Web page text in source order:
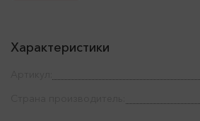
Характеристики